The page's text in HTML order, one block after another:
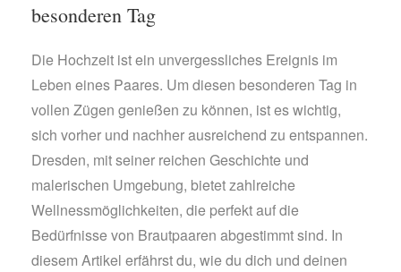
besonderen Tag
Die Hochzeit ist ein unvergessliches Ereignis im
Leben eines Paares. Um diesen besonderen Tag in
vollen Zügen genießen zu können, ist es wichtig,
sich vorher und nachher ausreichend zu entspannen.
Dresden, mit seiner reichen Geschichte und
malerischen Umgebung, bietet zahlreiche
Wellnessmöglichkeiten, die perfekt auf die
Bedürfnisse von Brautpaaren abgestimmt sind. In
diesem Artikel erfährst du, wie du dich und deinen